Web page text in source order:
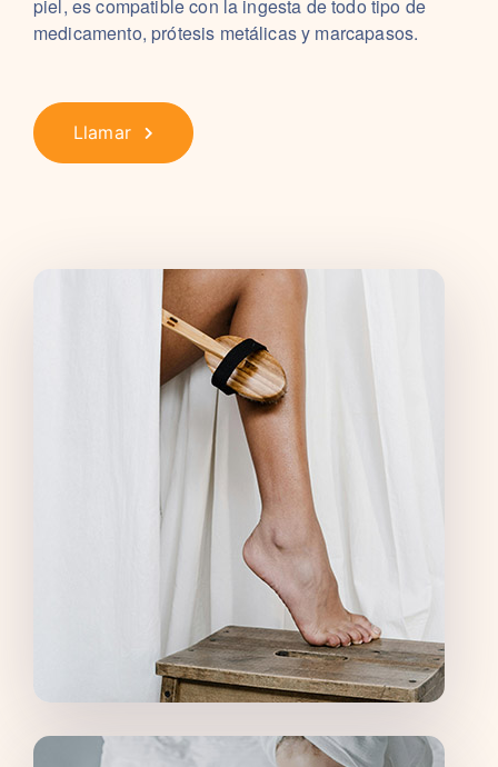
piel, es compatible con la ingesta de todo tipo de
medicamento, prótesis metálicas y marcapasos.
Llamar